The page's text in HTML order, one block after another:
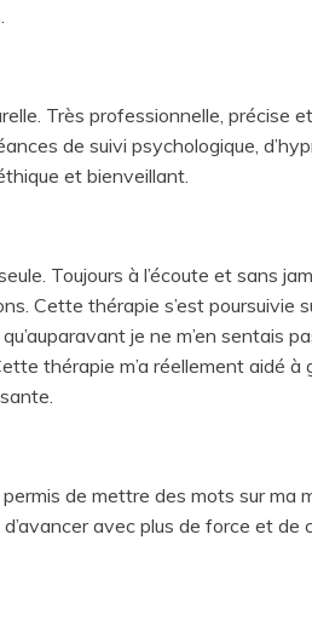
Très professionnelle, précise
de suivi psychologique,
et bienveillant.
Toujours à l’écoute et sans
Cette thérapie s’est poursuivie
je ne m’en sentais
thérapie m’a réellement aidé
de mettre des mots sur ma
avec plus de force et de